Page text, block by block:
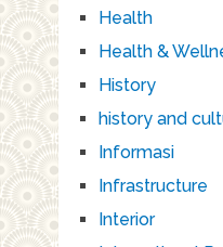
Health
Health &
History
history and
Informasi
Infrastructure
Interior